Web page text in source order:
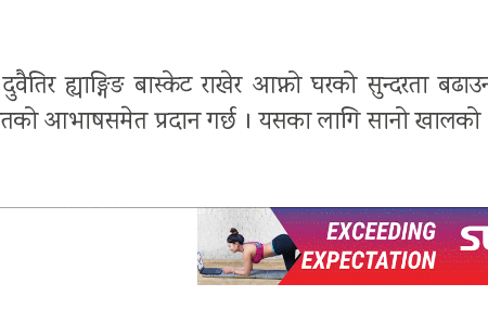
ह्याङ्गिङ बास्केट राखेर आफ्नो घरको सुन्दरता
आभाषसमेत प्रदान गर्छ । यसका लागि सानो खालको